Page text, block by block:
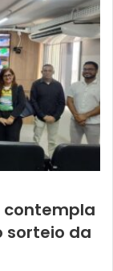
contempla
sorteio da